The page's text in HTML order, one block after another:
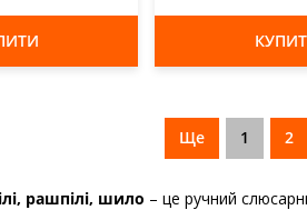
Ще 1 2
рашпілі, шило – це ручний